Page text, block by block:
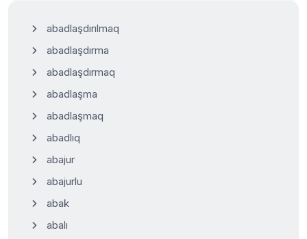
abadlaşdırılmaq
abadlaşdırma
abadlaşdırmaq
abadlaşma
abadlaşmaq
abadlıq
abajur
abajurlu
abak
abalı